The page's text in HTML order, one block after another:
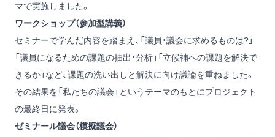
マで実施しました。
ワークショップ（参加型講義）
セミナーで学んだ内容を踏まえ、「議員・議会に求めるものは?」
「議員になるための課題の抽出・分析」「立候補への課題を解決で
きるか」など、課題の洗い出しと解決に向け議論を重ねました。
その結果を「私たちの議会」というテーマのもとにプロジェクト
の最終日に発表。
ゼミナール議会（模擬議会）